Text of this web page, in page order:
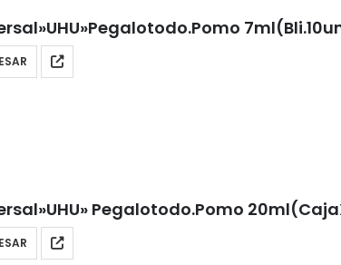
Pegalotodo.Pomo